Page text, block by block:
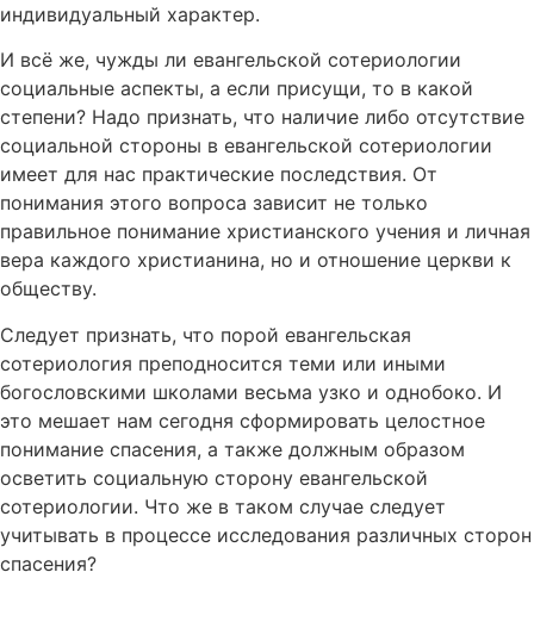
индивидуальный характер.
И всё же, чужды ли евангельской сотериологии
социальные аспекты, а если присущи, то в какой
степени? Надо признать, что наличие либо отсутствие
социальной стороны в евангельской сотериологии
имеет для нас практические последствия. От
понимания этого вопроса зависит не только
правильное понимание христианского учения и личная
вера каждого христианина, но и отношение церкви к
обществу.
Следует признать, что порой евангельская
сотериология преподносится теми или иными
богословскими школами весьма узко и однобоко. И
это мешает нам сегодня сформировать целостное
понимание спасения, а также должным образом
осветить социальную сторону евангельской
сотериологии. Что же в таком случае следует
учитывать в процессе исследования различных сторон
спасения?